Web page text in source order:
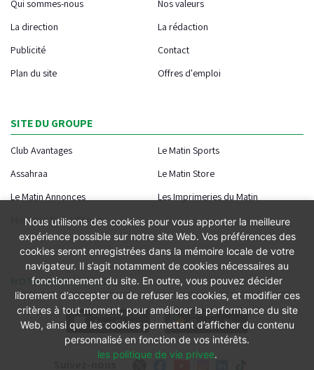
Suivez-nous
Qui sommes-nous
Nos valeurs
La direction
La rédaction
Publicité
Contact
Plan du site
Offres d'emploi
SITE DU GROUPE
Club Avantages
Le Matin Sports
Assahraa
Le Matin Store
Le Matin Annonces
Les Imprimeries du Matin
Morocco Today Forum
NOTRE APPLICATION
Nous utilisons des cookies pour vous apporter la meilleure
expérience possible sur notre site Web. Vos préférences des
cookies seront enregistrées dans la mémoire locale de votre
navigateur. Il s’agit notamment de cookies nécessaires au
fonctionnement du site. En outre, vous pouvez décider
librement d’accepter ou de refuser les cookies, et modifier ces
critères à tout moment, pour améliorer la performance du site
Web, ainsi que les cookies permettant d’afficher du contenu
personnalisé en fonction de vos intérêts.
les politique de vie privee.